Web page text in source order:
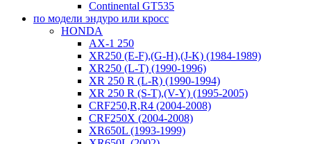
Continental GT535
по модели эндуро или кросс
HONDA
AX-1 250
XR250 (E-F),(G-H),(J-K) (1984-1989)
XR250 (L-T) (1990-1996)
XR 250 R (L-R) (1990-1994)
XR 250 R (S-T),(V-Y) (1995-2005)
CRF250,R,R4 (2004-2008)
CRF250X (2004-2008)
XR650L (1993-1999)